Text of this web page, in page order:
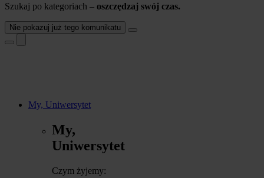
Szukaj po kategoriach – oszczędzaj swój czas.
Nie pokazuj już tego komunikatu
My, Uniwersytet
My,
Uniwersytet
Czym żyjemy: